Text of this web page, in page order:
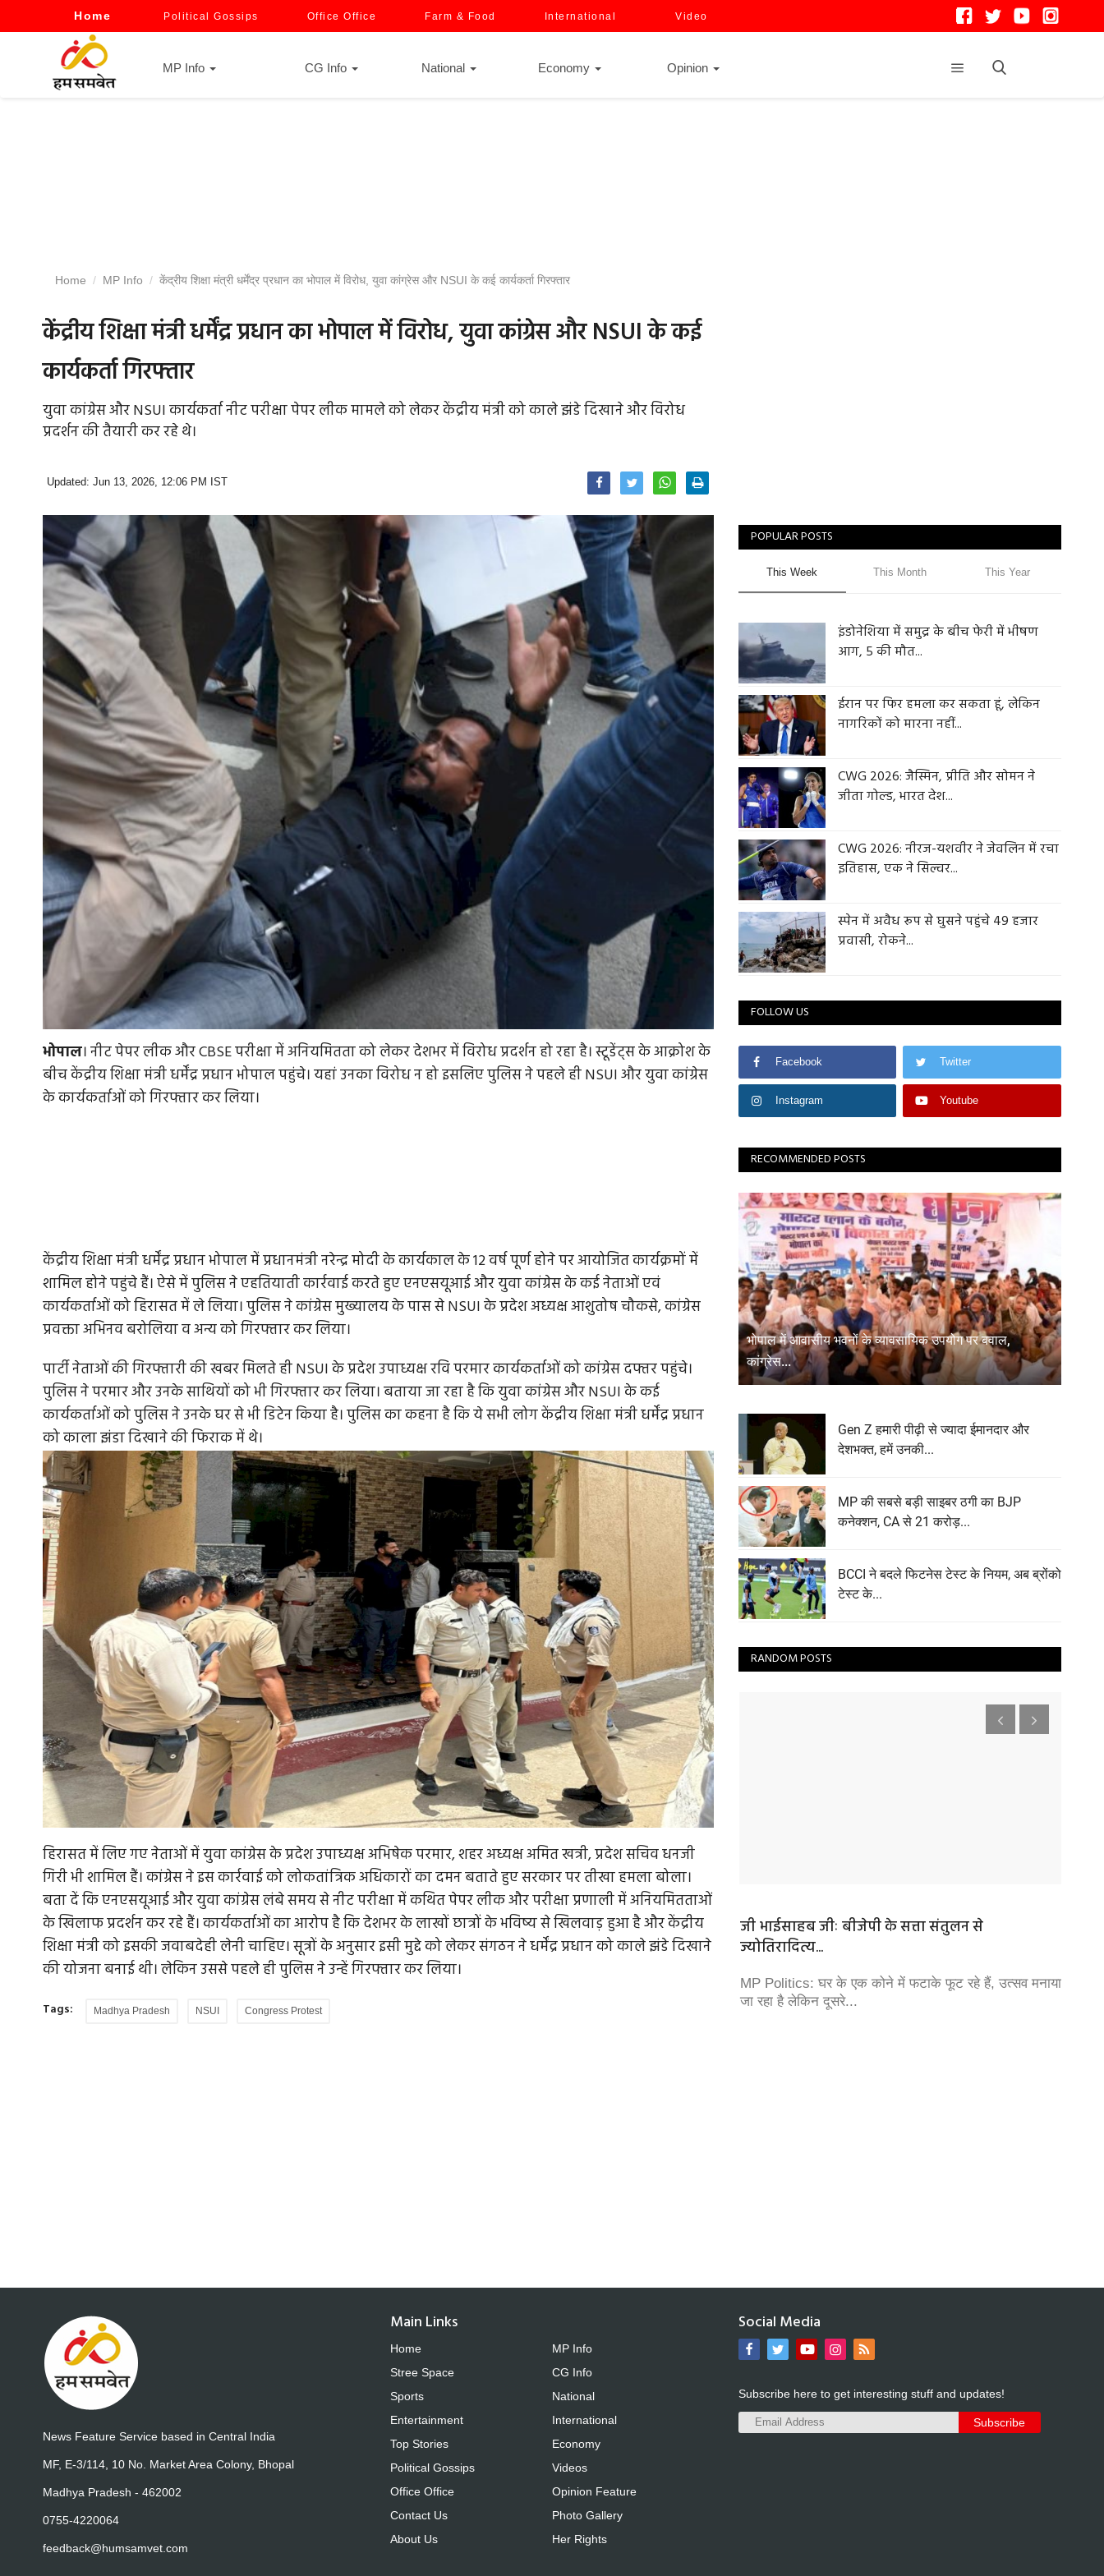
Home Political Gossips Office Office Farm & Food International Video
MP Info CG Info National Economy Opinion
Home MP Info केंद्रीय शिक्षा मंत्री धर्मेंद्र प्रधान का भोपाल में विरोध, युवा कांग्रेस और NSUI के कई कार्यकर्ता गिरफ्तार
केंद्रीय शिक्षा मंत्री धर्मेंद्र प्रधान का भोपाल में विरोध, युवा कांग्रेस और NSUI के कई
कार्यकर्ता गिरफ्तार
युवा कांग्रेस और NSUI कार्यकर्ता नीट परीक्षा पेपर लीक मामले को लेकर केंद्रीय मंत्री को काले झंडे दिखाने और विरोध
प्रदर्शन की तैयारी कर रहे थे।
Updated: Jun 13, 2026, 12:06 PM IST
भोपाल। नीट पेपर लीक और CBSE परीक्षा में अनियमितता को लेकर देशभर में विरोध प्रदर्शन हो रहा है। स्टूडेंट्स के आक्रोश के
बीच केंद्रीय शिक्षा मंत्री धर्मेंद्र प्रधान भोपाल पहुंचे। यहां उनका विरोध न हो इसलिए पुलिस ने पहले ही NSUI और युवा कांग्रेस
के कार्यकर्ताओं को गिरफ्तार कर लिया।
केंद्रीय शिक्षा मंत्री धर्मेंद्र प्रधान भोपाल में प्रधानमंत्री नरेन्द्र मोदी के कार्यकाल के 12 वर्ष पूर्ण होने पर आयोजित कार्यक्रमों में
शामिल होने पहुंचे हैं। ऐसे में पुलिस ने एहतियाती कार्रवाई करते हुए एनएसयूआई और युवा कांग्रेस के कई नेताओं एवं
कार्यकर्ताओं को हिरासत में ले लिया। पुलिस ने कांग्रेस मुख्यालय के पास से NSUI के प्रदेश अध्यक्ष आशुतोष चौकसे, कांग्रेस
प्रवक्ता अभिनव बरोलिया व अन्य को गिरफ्तार कर लिया।
पार्टी नेताओं की गिरफ्तारी की खबर मिलते ही NSUI के प्रदेश उपाध्यक्ष रवि परमार कार्यकर्ताओं को कांग्रेस दफ्तर पहुंचे।
पुलिस ने परमार और उनके साथियों को भी गिरफ्तार कर लिया। बताया जा रहा है कि युवा कांग्रेस और NSUI के कई
कार्यकर्ताओं को पुलिस ने उनके घर से भी डिटेन किया है। पुलिस का कहना है कि ये सभी लोग केंद्रीय शिक्षा मंत्री धर्मेंद्र प्रधान
को काला झंडा दिखाने की फिराक में थे।
हिरासत में लिए गए नेताओं में युवा कांग्रेस के प्रदेश उपाध्यक्ष अभिषेक परमार, शहर अध्यक्ष अमित खत्री, प्रदेश सचिव धनजी
गिरी भी शामिल हैं। कांग्रेस ने इस कार्रवाई को लोकतांत्रिक अधिकारों का दमन बताते हुए सरकार पर तीखा हमला बोला।
बता दें कि एनएसयूआई और युवा कांग्रेस लंबे समय से नीट परीक्षा में कथित पेपर लीक और परीक्षा प्रणाली में अनियमितताओं
के खिलाफ प्रदर्शन कर रहे हैं। कार्यकर्ताओं का आरोप है कि देशभर के लाखों छात्रों के भविष्य से खिलवाड़ हुआ है और केंद्रीय
शिक्षा मंत्री को इसकी जवाबदेही लेनी चाहिए। सूत्रों के अनुसार इसी मुद्दे को लेकर संगठन ने धर्मेंद्र प्रधान को काले झंडे दिखाने
की योजना बनाई थी। लेकिन उससे पहले ही पुलिस ने उन्हें गिरफ्तार कर लिया।
Tags: Madhya Pradesh NSUI Congress Protest
POPULAR POSTS
This Week This Month This Year
इंडोनेशिया में समुद्र के बीच फेरी में भीषण
आग, 5 की मौत...
ईरान पर फिर हमला कर सकता हूं, लेकिन
नागरिकों को मारना नहीं...
CWG 2026: जैस्मिन, प्रीति और सोमन ने
जीता गोल्ड, भारत देश...
CWG 2026: नीरज-यशवीर ने जेवलिन में रचा
इतिहास, एक ने सिल्वर...
स्पेन में अवैध रूप से घुसने पहुंचे 49 हजार
प्रवासी, रोकने...
FOLLOW US
Facebook Twitter
Instagram Youtube
RECOMMENDED POSTS
भोपाल में आवासीय भवनों के व्यावसायिक उपयोग पर बवाल,
कांग्रेस...
Gen Z हमारी पीढ़ी से ज्यादा ईमानदार और
देशभक्त, हमें उनकी...
MP की सबसे बड़ी साइबर ठगी का BJP
कनेक्शन, CA से 21 करोड़...
BCCI ने बदले फिटनेस टेस्ट के नियम, अब ब्रोंको
टेस्ट के...
RANDOM POSTS
से ऐसे ही जी भाईसाहब जी: पीएम मोदी मुस्कुराए, इसका मतलब
समझाएं
PM Modi Visit: प्रधानमंत्री नरेंद्र मोदी का मध्य प्रदेश आना
ईरान पर हमले रोकने संबंधी बिल एक वोट से गिरा,
राष्ट्रपति...
जी भाईसाहब जीः बीजेपी के सत्ता संतुलन से
ज्योतिरादित्य...
MP Politics: घर के एक कोने में फटाके फूट रहे हैं, उत्सव मनाया
जा रहा है लेकिन दूसरे...
News Feature Service based in Central India
MF, E-3/114, 10 No. Market Area Colony, Bhopal
Madhya Pradesh - 462002
0755-4220064
feedback@humsamvet.com
Main Links
Home
Stree Space
Sports
Entertainment
Top Stories
Political Gossips
Office Office
Contact Us
About Us
MP Info
CG Info
National
International
Economy
Videos
Opinion Feature
Photo Gallery
Her Rights
Social Media
Subscribe here to get interesting stuff and updates!